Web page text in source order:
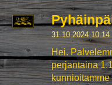
31.10.2024 10.14
Hei.
perjantaina